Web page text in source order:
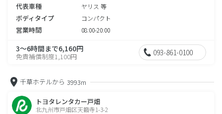
代表車種 ヤリス 等
ボディタイプ コンパクト
営業時間 08:00-20:00
3～6時間まで6,160円
免責補償制度1,100円 093-861-0100
千草ホテルから 3993m
トヨタレンタカー戸畑
北九州市戸畑区天籟寺1-3-2